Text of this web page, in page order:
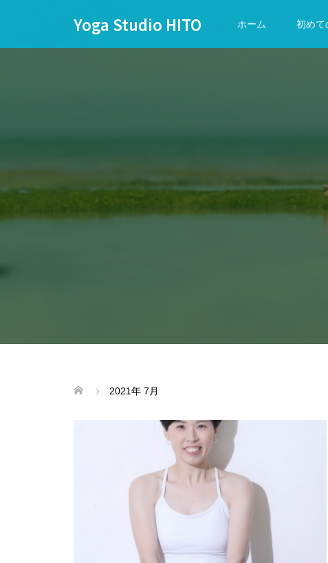
Yoga Studio HITO ホーム 初めて
2021年 7月